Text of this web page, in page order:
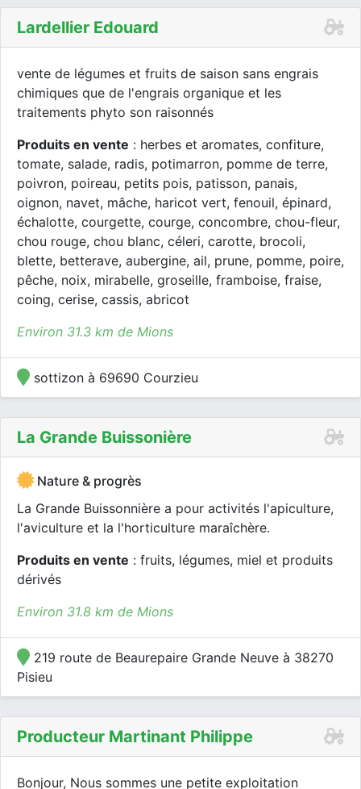
Lardellier Edouard
vente de légumes et fruits de saison sans engrais
chimiques que de l'engrais organique et les
traitements phyto son raisonnés
Produits en vente : herbes et aromates, confiture,
tomate, salade, radis, potimarron, pomme de terre,
poivron, poireau, petits pois, patisson, panais,
oignon, navet, mâche, haricot vert, fenouil, épinard,
échalotte, courgette, courge, concombre, chou-fleur,
chou rouge, chou blanc, céleri, carotte, brocoli,
blette, betterave, aubergine, ail, prune, pomme, poire,
pêche, noix, mirabelle, groseille, framboise, fraise,
coing, cerise, cassis, abricot
Environ 31.3 km de Mions
sottizon à 69690 Courzieu
La Grande Buissonière
Nature & progrès
La Grande Buissonnière a pour activités l'apiculture,
l'aviculture et la l'horticulture maraîchère.
Produits en vente : fruits, légumes, miel et produits
dérivés
Environ 31.8 km de Mions
219 route de Beaurepaire Grande Neuve à 38270
Pisieu
Producteur Martinant Philippe
Bonjour, Nous sommes une petite exploitation